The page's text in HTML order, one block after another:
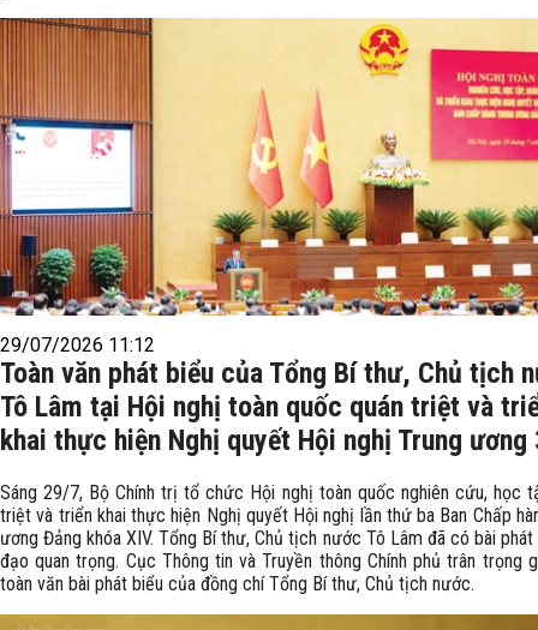
29/07/2026 11:12
Toàn văn phát biểu của Tổng Bí thư, Chủ tịch
Tô Lâm tại Hội nghị toàn quốc quán triệt và
khai thực hiện Nghị quyết Hội nghị Trung ương
Sáng 29/7, Bộ Chính trị tổ chức Hội nghị toàn quốc nghiên cứu, học
triệt và triển khai thực hiện Nghị quyết Hội nghị lần thứ ba Ban Chấp
ương Đảng khóa XIV. Tổng Bí thư, Chủ tịch nước Tô Lâm đã có bài
đạo quan trọng. Cục Thông tin và Truyền thông Chính phủ trân trọng
toàn văn bài phát biểu của đồng chí Tổng Bí thư, Chủ tịch nước.